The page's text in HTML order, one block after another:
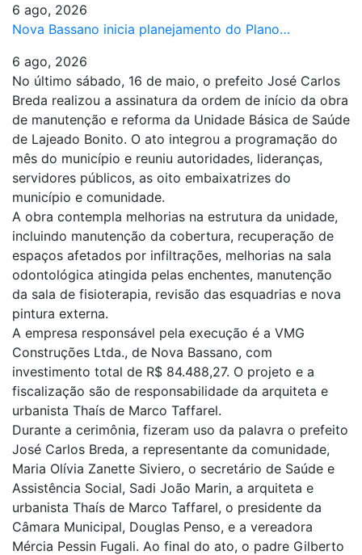
6 ago, 2026
Nova Bassano inicia planejamento do Plano…
6 ago, 2026
No último sábado, 16 de maio, o prefeito José Carlos
Breda realizou a assinatura da ordem de início da obra
de manutenção e reforma da Unidade Básica de Saúde
de Lajeado Bonito. O ato integrou a programação do
mês do município e reuniu autoridades, lideranças,
servidores públicos, as oito embaixatrizes do
município e comunidade.
A obra contempla melhorias na estrutura da unidade,
incluindo manutenção da cobertura, recuperação de
espaços afetados por infiltrações, melhorias na sala
odontológica atingida pelas enchentes, manutenção
da sala de fisioterapia, revisão das esquadrias e nova
pintura externa.
A empresa responsável pela execução é a VMG
Construções Ltda., de Nova Bassano, com
investimento total de R$ 84.488,27. O projeto e a
fiscalização são de responsabilidade da arquiteta e
urbanista Thaís de Marco Taffarel.
Durante a cerimônia, fizeram uso da palavra o prefeito
José Carlos Breda, a representante da comunidade,
Maria Olívia Zanette Siviero, o secretário de Saúde e
Assistência Social, Sadi João Marin, a arquiteta e
urbanista Thaís de Marco Taffarel, o presidente da
Câmara Municipal, Douglas Penso, e a vereadora
Mércia Pessin Fugali. Ao final do ato, o padre Gilberto